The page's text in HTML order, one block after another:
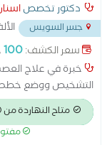
دكتور تخصص
جسر السويس
عبدالمحسن المسيمي
سعر الكشف:100
خبرة في علاج
التشخيص ووضع خطط
التيجان والجسور خبرة
والكاملة إجراء جميع
خلع الأسنان البسيط
متاح النهاردة من 4:00 مساءً